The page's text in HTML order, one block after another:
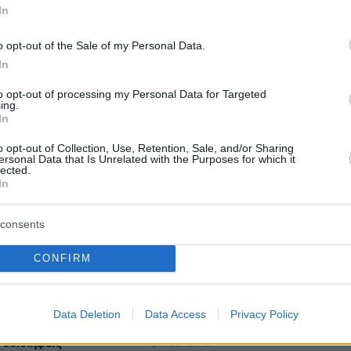
opt-out of the Sale of my Personal Data.
opt-out of processing my Personal Data for Targeted
opt-out of Collection, Use, Retention, Sale, and/or Sharing
Data that Is Unrelated with the Purposes for which it
CONFIRM
Data Deletion Data Access Privacy Policy
protothema.gr στο Google News
Ειδήσειςαπό την Ελλάδα και τον Κόσμο, τη
στο
κοιμηθείτε με τη
κόλπο που
αυτούς τους 9 μεζέδες
πριν 32 λεπτά
πριν 35 λεπτά